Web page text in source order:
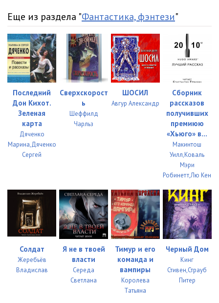
Еще из раздела "Фантастика, фэнтези"
Последний
Дон Кихот.
Зеленая
карта
Дяченко
Марина,Дяченко
Сергей
Сверхскорост
ь
Шеффилд
Чарльз
ШОСИЛ
Авгур Александр
Сборник
рассказов
получивших
премиюю
«Хьюго» в...
Макинтош
Уилл,Коваль
Мэри
Робинетт,Лю Кен
Солдат
Жеребьёв
Владислав
Я не в твоей
власти
Середа
Светлана
Тимур и его
команда и
вампиры
Королева
Татьяна
Черный Дом
Кинг
Стивен,Страуб
Питер